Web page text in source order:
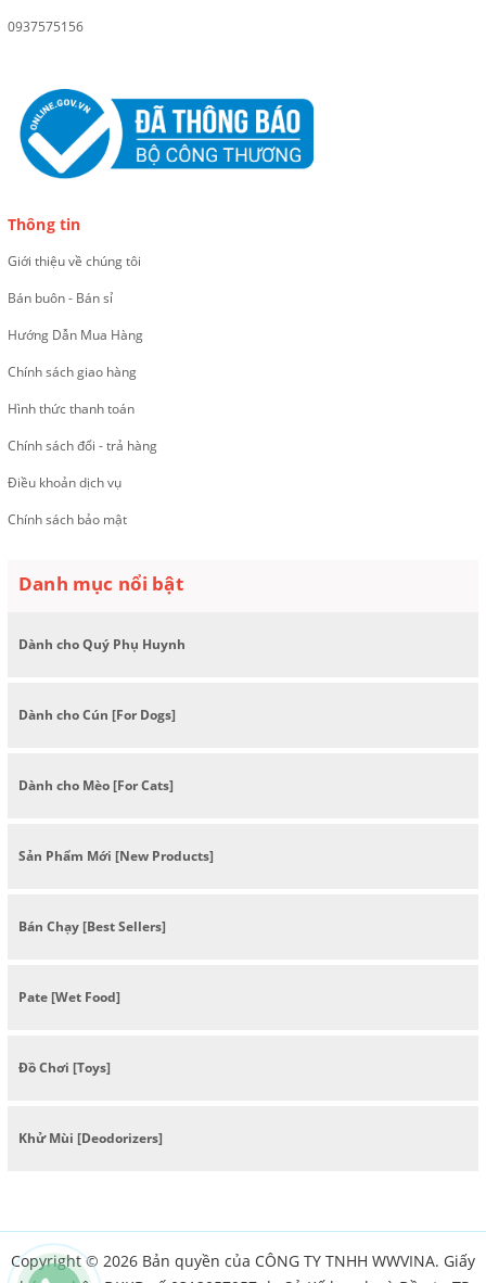
0937575156
Thông tin
Giới thiệu về chúng tôi
Bán buôn - Bán sỉ
Hướng Dẫn Mua Hàng
Chính sách giao hàng
Hình thức thanh toán
Chính sách đổi - trả hàng
Điều khoản dịch vụ
Chính sách bảo mật
Danh mục nổi bật
Dành cho Quý Phụ Huynh
Dành cho Cún [For Dogs]
Dành cho Mèo [For Cats]
Sản Phẩm Mới [New Products]
Bán Chạy [Best Sellers]
Pate [Wet Food]
Đồ Chơi [Toys]
Khử Mùi [Deodorizers]
Copyright © 2026 Bản quyền của CÔNG TY TNHH WWVINA. Giấy